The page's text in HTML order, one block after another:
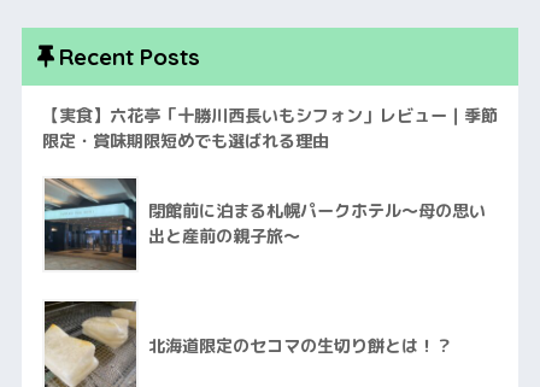
Recent Posts
【実食】六花亭「十勝川西長いもシフォン」レビュー｜季節
限定・賞味期限短めでも選ばれる理由
閉館前に泊まる札幌パークホテル〜母の思い
出と産前の親子旅〜
北海道限定のセコマの生切り餅とは！？